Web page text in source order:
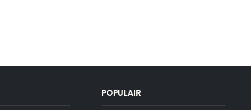
POPULAIR